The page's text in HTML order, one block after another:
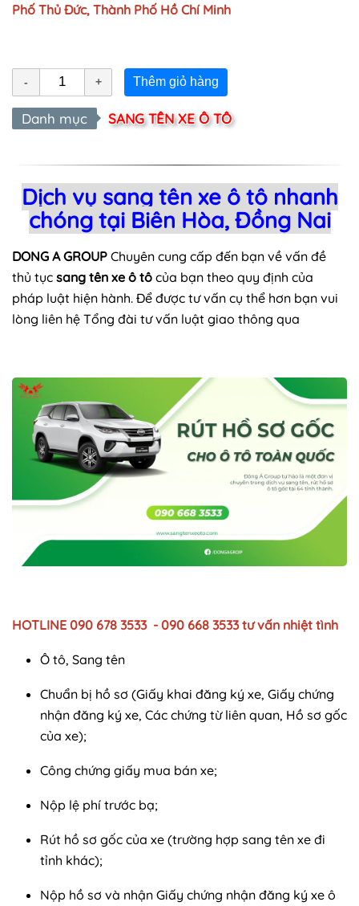
Phố Thủ Đức, Thành Phố Hồ Chí Minh
Thêm giỏ hàng
Danh mục SANG TÊN XE Ô TÔ
Dịch vụ sang tên xe ô tô nhanh
chóng tại Biên Hòa, Đồng Nai
DONG A GROUP Chuyên cung cấp đến bạn về vấn đề
thủ tục sang tên xe ô tô của bạn theo quy định của
pháp luật hiện hành. Để được tư vấn cụ thể hơn bạn vui
lòng liên hệ Tổng đài tư vấn luật giao thông qua
HOTLINE 090 678 3533 - 090 668 3533 tư vấn nhiệt tình
Ô tô, Sang tên
Chuẩn bị hồ sơ (Giấy khai đăng ký xe, Giấy chứng
nhận đăng ký xe, Các chứng từ liên quan, Hồ sơ gốc
của xe);
Công chứng giấy mua bán xe;
Nộp lệ phí trước bạ;
Rút hồ sơ gốc của xe (trường hợp sang tên xe đi
tỉnh khác);
Nộp hồ sơ và nhận Giấy chứng nhận đăng ký xe ô